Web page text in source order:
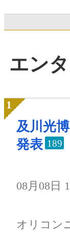
エン
及川光
発表 189
08月08日
オリコン